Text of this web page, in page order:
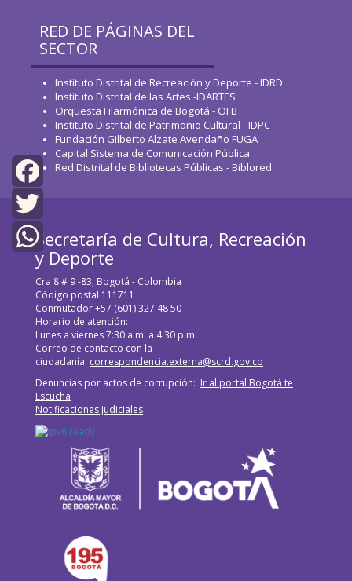
Facebook
Twitter
WhatsApp
RED DE PÁGINAS DEL
SECTOR
Instituto Distrital de Recreación y Deporte - IDRD
Instituto Distrital de las Artes -IDARTES
Orquesta Filarmónica de Bogotá - OFB
Instituto Distrital de Patrimonio Cultural - IDPC
Fundación Gilberto Alzate Avendaño FUGA
Capital Sistema de Comunicación Pública
Red Distrital de Bibliotecas Públicas - Biblored
Secretaría de Cultura, Recreación
y Deporte
Cra 8 # 9 -83, Bogotá - Colombia
Código postal 111711
Conmutador +57 (601) 327 48 50
Horario de atención:
Lunes a viernes 7:30 a.m. a 4:30 p.m.
Correo de contacto con la
ciudadanía: correspondencia.externa@scrd.gov.co
Denuncias por actos de corrupción: Ir al portal Bogotá te
Escucha
Notificaciones judiciales